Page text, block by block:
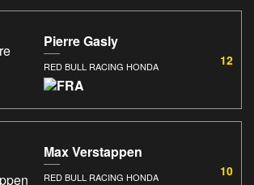
Pierre Gasly
RED BULL RACING HONDA 12
Max Verstappen
RED BULL RACING HONDA 10